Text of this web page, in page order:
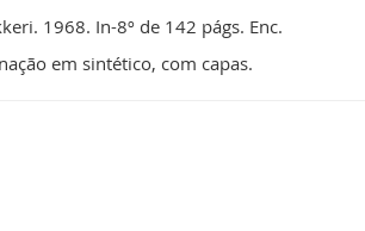
1968. In-8º de 142 págs. Enc.
em sintético, com capas.